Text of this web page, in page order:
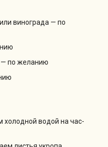
винограда — по
— по желанию
холодной водой на час-